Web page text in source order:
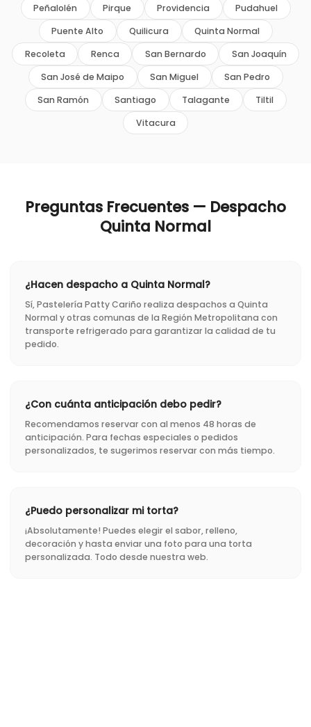
Peñalolén Pirque Providencia
Pudahuel
Puente Alto
Quilicura
Quinta Normal
Recoleta
Renca San Bernardo
San Joaquín
San José de Maipo
San Miguel
San Pedro
San Ramón
Santiago Talagante
Tiltil
Vitacura
Preguntas Frecuentes — Despacho
Quinta Normal
¿Hacen despacho a Quinta Normal?
Sí, Pastelería Patty Cariño realiza despachos a Quinta
Normal y otras comunas de la Región Metropolitana con
transporte refrigerado para garantizar la calidad de tu
pedido.
¿Con cuánta anticipación debo pedir?
Recomendamos reservar con al menos 48 horas de
anticipación. Para fechas especiales o pedidos
personalizados, te sugerimos reservar con más tiempo.
¿Puedo personalizar mi torta?
¡Absolutamente! Puedes elegir el sabor, relleno,
decoración y hasta enviar una foto para una torta
personalizada. Todo desde nuestra web.